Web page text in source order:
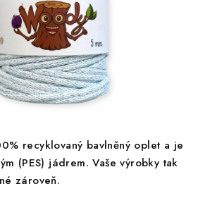
recyklovaný bavlněný oplet a je
(PES) jádrem. Vaše výrobky tak
zároveň.